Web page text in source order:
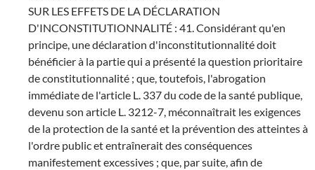
SUR LES EFFETS DE LA DÉCLARATION
D'INCONSTITUTIONNALITÉ : 41. Considérant qu'en
principe, une déclaration d'inconstitutionnalité doit
bénéficier à la partie qui a présenté la question prioritaire
de constitutionnalité ; que, toutefois, l'abrogation
immédiate de l'article L. 337 du code de la santé publique,
devenu son article L. 3212-7, méconnaîtrait les exigences
de la protection de la santé et la prévention des atteintes à
l'ordre public et entraînerait des conséquences
manifestement excessives ; que, par suite, afin de